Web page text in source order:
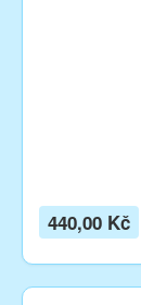
440,00 Kč